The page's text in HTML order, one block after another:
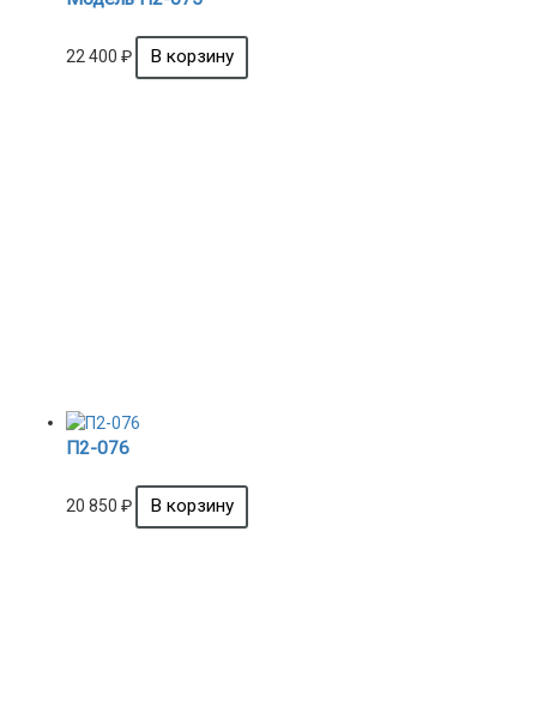
22 400 ₽
П2-076
20 850 ₽